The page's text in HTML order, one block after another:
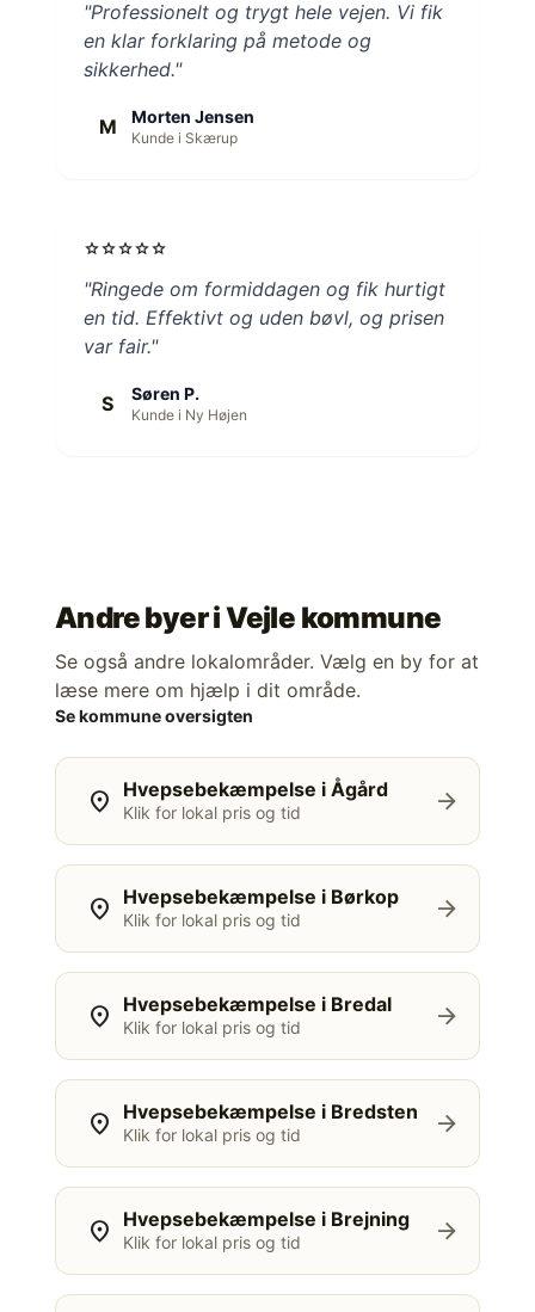
"Professionelt og trygt hele vejen. Vi fik
en klar forklaring på metode og
sikkerhed."
M Morten Jensen
Kunde i Skærup
starstarstarstarstar
"Ringede om formiddagen og fik hurtigt
en tid. Effektivt og uden bøvl, og prisen
var fair."
S Søren P.
Kunde i Ny Højen
Andre byer iVejle kommune
Se også andre lokalområder. Vælg en by for at
læse mere om hjælp i dit område.
Se kommune oversigten
location_on Hvepsebekæmpelse i Ågård
Klik for lokal pris og tid arrow_forward
location_on Hvepsebekæmpelse i Børkop
Klik for lokal pris og tid arrow_forward
location_on Hvepsebekæmpelse i Bredal
Klik for lokal pris og tid arrow_forward
location_on Hvepsebekæmpelse i Bredsten
Klik for lokal pris og tid arrow_forward
location_on Hvepsebekæmpelse i Brejning
Klik for lokal pris og tid arrow_forward